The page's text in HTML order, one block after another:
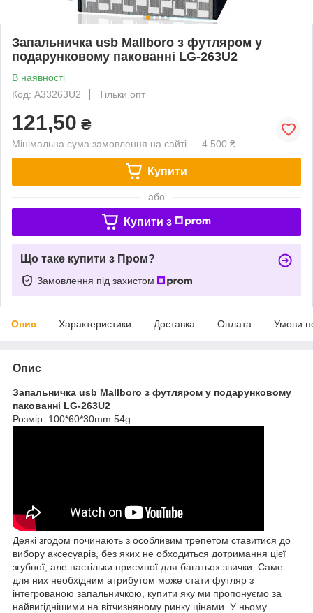
Запальничка usb Mallboro з футляром у
подарунковому пакованні LG-263U2
В наявності
Код: A33263U2
Тільки опт
121,50 ₴
Мінімальна сума замовлення на сайті — 4 500 ₴
Купити
або
Купити з
Що таке купити з Пром?
Замовлення під захистом
Опис Характеристики Доставка Оплата Умови
Опис
Запальничка usb Mallboro з футляром у подарунковому
пакованні LG-263U2
Розмір: 100*60*30mm 54g
Деякі згодом починають з особливим трепетом ставитися до
вибору аксесуарів, без яких не обходиться дотримання цієї
згубної, але настільки приємної для багатьох звички. Саме
для них необхідним атрибутом може стати футляр з
інтегрованою запальничкою, купити яку ми пропонуємо за
найвигіднішими на вітчизняному ринку цінами. У ньому